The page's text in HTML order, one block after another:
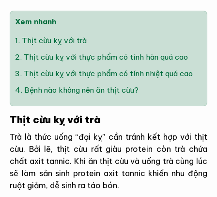
Xem nhanh
1. Thịt cừu kỵ với trà
2. Thịt cừu kỵ với thực phẩm có tính hàn quá cao
3. Thịt cừu kỵ với thực phẩm có tính nhiệt quá cao
4. Bệnh nào không nên ăn thịt cừu?
Thịt cừu kỵ với trà
Trà là thức uống “đại kỵ” cần tránh kết hợp với thịt
cừu. Bởi lẽ, thịt cừu rất giàu protein còn trà chứa
chất axit tannic. Khi ăn thịt cừu và uống trà cùng lúc
sẽ làm sản sinh protein axit tannic khiến nhu động
ruột giảm, dễ sinh ra táo bón.